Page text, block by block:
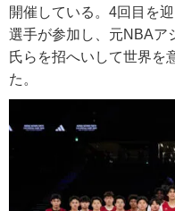
開催している。4回目を
選手が参加し、元NBAア
氏らを招へいして世界を
た。